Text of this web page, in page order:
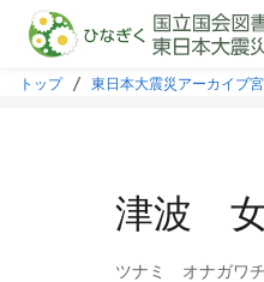
本文に飛ぶ
トップ 東日本大震災アーカイブ
津波 女
ツナミ オナガワ